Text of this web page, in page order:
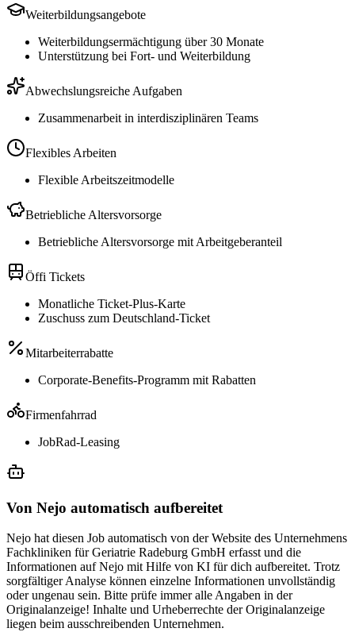
Weiterbildungsangebote
Weiterbildungsermächtigung über 30 Monate
Unterstützung bei Fort- und Weiterbildung
Abwechslungsreiche Aufgaben
Zusammenarbeit in interdisziplinären Teams
Flexibles Arbeiten
Flexible Arbeitszeitmodelle
Betriebliche Altersvorsorge
Betriebliche Altersvorsorge mit Arbeitgeberanteil
Öffi Tickets
Monatliche Ticket-Plus-Karte
Zuschuss zum Deutschland-Ticket
Mitarbeiterrabatte
Corporate-Benefits-Programm mit Rabatten
Firmenfahrrad
JobRad-Leasing
Von Nejo automatisch aufbereitet
Nejo hat diesen Job automatisch von der Website des Unternehmens
Fachkliniken für Geriatrie Radeburg GmbH erfasst und die
Informationen auf Nejo mit Hilfe von KI für dich aufbereitet. Trotz
sorgfältiger Analyse können einzelne Informationen unvollständig
oder ungenau sein. Bitte prüfe immer alle Angaben in der
Originalanzeige! Inhalte und Urheberrechte der Originalanzeige
liegen beim ausschreibenden Unternehmen.